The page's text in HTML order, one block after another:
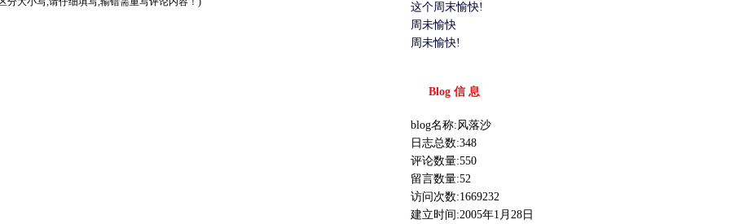
这个周末愉快!
周未愉快
周未愉快!
Blog 信 息
blog名称:风落沙
日志总数:348
评论数量:550
留言数量:52
访问次数:1669232
建立时间:2005年1月28日